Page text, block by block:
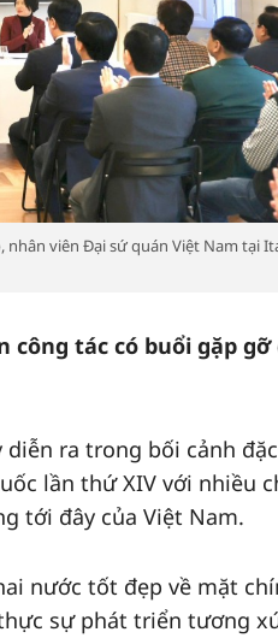
viên Đại sứ quán Việt Nam tại
công tác có buổi gặp gỡ
ra trong bối cảnh
lần thứ XIV với nhiều
tới đây của Việt Nam.
nước tốt đẹp về mặt
sự phát triển tương